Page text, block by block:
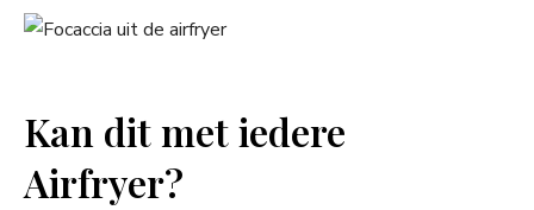
Kan dit met iedere
Airfryer?